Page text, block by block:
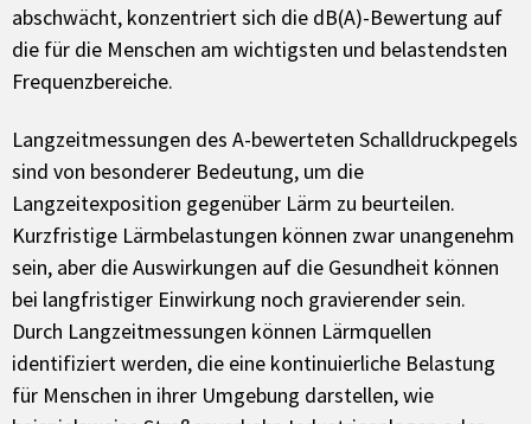
abschwächt, konzentriert sich die dB(A)-Bewertung auf
die für die Menschen am wichtigsten und belastendsten
Frequenzbereiche.
Langzeitmessungen des A-bewerteten Schalldruckpegels
sind von besonderer Bedeutung, um die
Langzeitexposition gegenüber Lärm zu beurteilen.
Kurzfristige Lärmbelastungen können zwar unangenehm
sein, aber die Auswirkungen auf die Gesundheit können
bei langfristiger Einwirkung noch gravierender sein.
Durch Langzeitmessungen können Lärmquellen
identifiziert werden, die eine kontinuierliche Belastung
für Menschen in ihrer Umgebung darstellen, wie